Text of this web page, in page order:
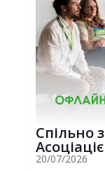
Спільно
потужну
20/07/2026